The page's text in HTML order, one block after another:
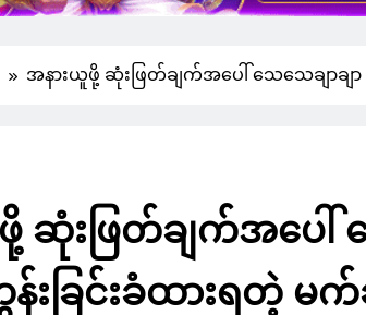
အနားယူဖို့ ဆုံးဖြတ်ချက်အပေါ် သေသေချာခ
ဆုံးဖြတ်ချက်အပေါ် သ
ခြင်းခံထားရတဲ့ မ